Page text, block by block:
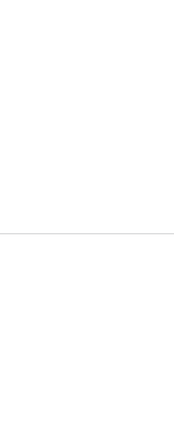
DEA, Garrett
the wild and
the only thing